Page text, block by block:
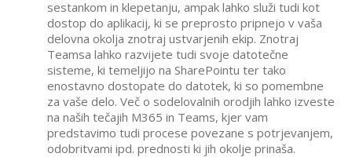
sestankom in klepetanju, ampak lahko služi tudi kot
dostop do aplikacij, ki se preprosto pripnejo v vaša
delovna okolja znotraj ustvarjenih ekip. Znotraj
Teamsa lahko razvijete tudi svoje datotečne
sisteme, ki temeljijo na SharePointu ter tako
enostavno dostopate do datotek, ki so pomembne
za vaše delo. Več o sodelovalnih orodjih lahko izveste
na naših tečajih M365 in Teams, kjer vam
predstavimo tudi procese povezane s potrjevanjem,
odobritvami ipd. prednosti ki jih okolje prinaša.